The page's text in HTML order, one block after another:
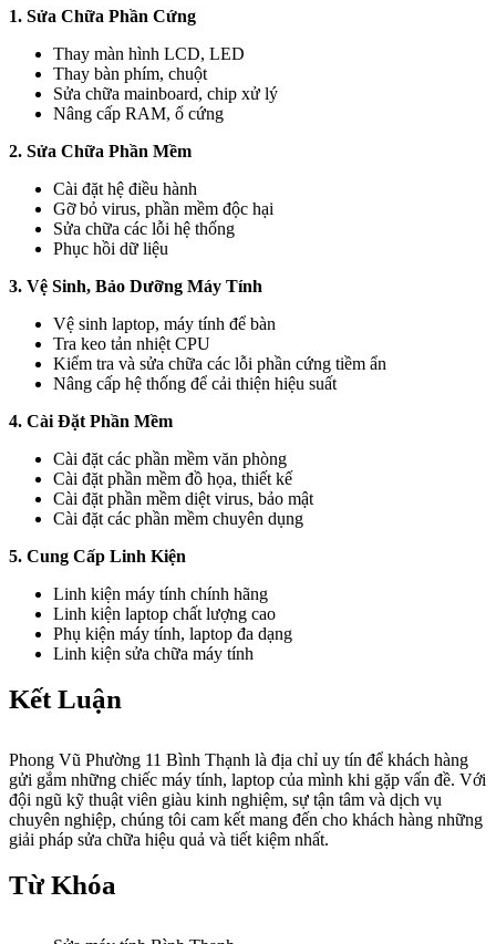
1. Sửa Chữa Phần Cứng
Thay màn hình LCD, LED
Thay bàn phím, chuột
Sửa chữa mainboard, chip xử lý
Nâng cấp RAM, ổ cứng
2. Sửa Chữa Phần Mềm
Cài đặt hệ điều hành
Gỡ bỏ virus, phần mềm độc hại
Sửa chữa các lỗi hệ thống
Phục hồi dữ liệu
3. Vệ Sinh, Bảo Dưỡng Máy Tính
Vệ sinh laptop, máy tính để bàn
Tra keo tản nhiệt CPU
Kiểm tra và sửa chữa các lỗi phần cứng tiềm ẩn
Nâng cấp hệ thống để cải thiện hiệu suất
4. Cài Đặt Phần Mềm
Cài đặt các phần mềm văn phòng
Cài đặt phần mềm đồ họa, thiết kế
Cài đặt phần mềm diệt virus, bảo mật
Cài đặt các phần mềm chuyên dụng
5. Cung Cấp Linh Kiện
Linh kiện máy tính chính hãng
Linh kiện laptop chất lượng cao
Phụ kiện máy tính, laptop đa dạng
Linh kiện sửa chữa máy tính
Kết Luận
Phong Vũ Phường 11 Bình Thạnh là địa chỉ uy tín để khách hàng
gửi gắm những chiếc máy tính, laptop của mình khi gặp vấn đề. Với
đội ngũ kỹ thuật viên giàu kinh nghiệm, sự tận tâm và dịch vụ
chuyên nghiệp, chúng tôi cam kết mang đến cho khách hàng những
giải pháp sửa chữa hiệu quả và tiết kiệm nhất.
Từ Khóa